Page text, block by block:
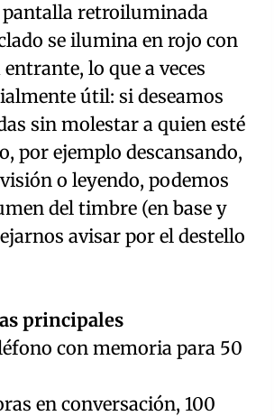
retroiluminada
se ilumina en rojo con
lo que a veces
útil: si deseamos
sin molestar a quien esté
por ejemplo descansando,
o leyendo, podemos
del timbre (en base y
avisar por el destello
principales
con memoria para 50
en conversación, 100